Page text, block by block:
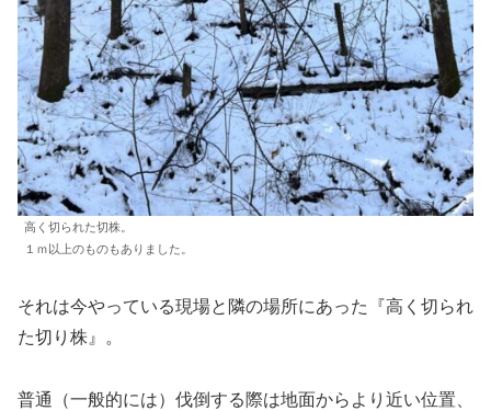
高く切られた切株。
１ｍ以上のものもありました。
それは今やっている現場と隣の場所にあった『高く切られ
た切り株』。
普通（一般的には）伐倒する際は地面からより近い位置、